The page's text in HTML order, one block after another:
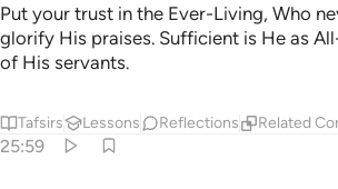
Put your trust in the Ever-Living, Who
glorify His praises. Sufficient is He as
of His servants.
Tafsirs Lessons Reflections Related
25:59